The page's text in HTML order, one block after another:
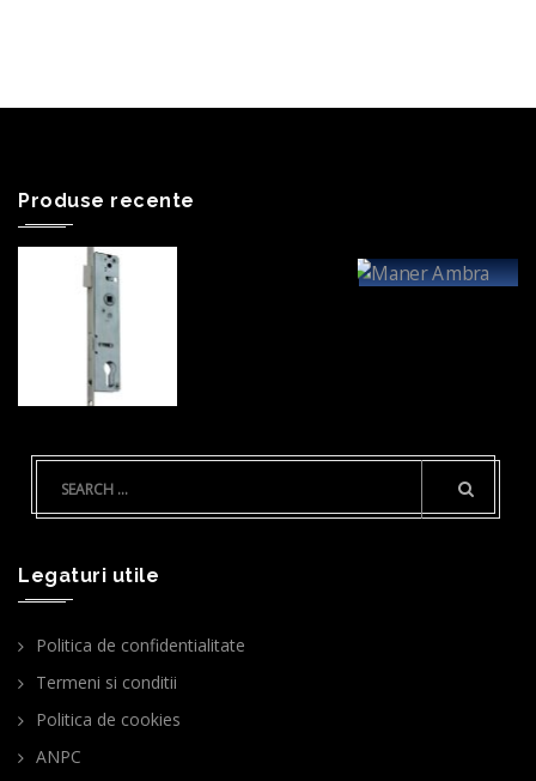
Produse recente
Legaturi utile
Politica de confidentialitate
Termeni si conditii
Politica de cookies
ANPC